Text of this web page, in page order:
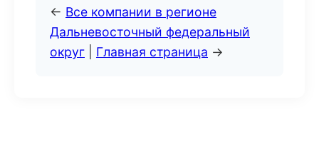
← Все компании в регионе
Дальневосточный федеральный
округ
Главная страница →